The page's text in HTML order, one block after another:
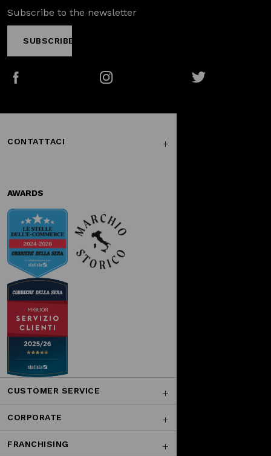
Subscribe to the newsletter
SUBSCRIBE
CONTATTACI
AWARDS
CUSTOMER SERVICE
CORPORATE
FRANCHISING